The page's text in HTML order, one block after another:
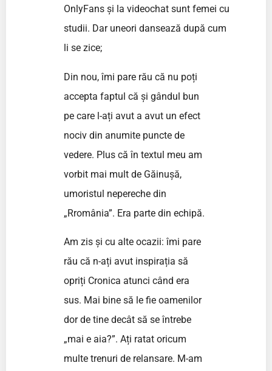
OnlyFans și la videochat sunt femei cu
studii. Dar uneori dansează după cum
li se zice;
Din nou, îmi pare rău că nu poți
accepta faptul că și gândul bun
pe care l-ați avut a avut un efect
nociv din anumite puncte de
vedere. Plus că în textul meu am
vorbit mai mult de Găinușă,
umoristul nepereche din
„Rromânia”. Era parte din echipă.
Am zis și cu alte ocazii: îmi pare
rău că n-ați avut inspirația să
opriți Cronica atunci când era
sus. Mai bine să le fie oamenilor
dor de tine decât să se întrebe
„mai e aia?”. Ați ratat oricum
multe trenuri de relansare. M-am